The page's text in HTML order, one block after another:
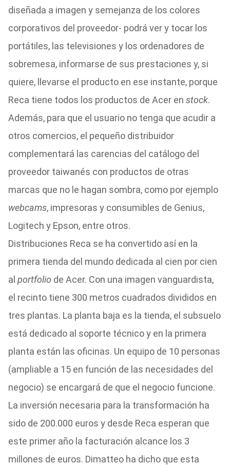
diseñada a imagen y semejanza de los colores
corporativos del proveedor- podrá ver y tocar los
portátiles, las televisiones y los ordenadores de
sobremesa, informarse de sus prestaciones y, si
quiere, llevarse el producto en ese instante, porque
Reca tiene todos los productos de Acer en stock.
Además, para que el usuario no tenga que acudir a
otros comercios, el pequeño distribuidor
complementará las carencias del catálogo del
proveedor taiwanés con productos de otras
marcas que no le hagan sombra, como por ejemplo
webcams, impresoras y consumibles de Genius,
Logitech y Epson, entre otros.
Distribuciones Reca se ha convertido así en la
primera tienda del mundo dedicada al cien por cien
al portfolio de Acer. Con una imagen vanguardista,
el recinto tiene 300 metros cuadrados divididos en
tres plantas. La planta baja es la tienda, el subsuelo
está dedicado al soporte técnico y en la primera
planta están las oficinas. Un equipo de 10 personas
(ampliable a 15 en función de las necesidades del
negocio) se encargará de que el negocio funcione.
La inversión necesaria para la transformación ha
sido de 200.000 euros y desde Reca esperan que
este primer año la facturación alcance los 3
millones de euros. Dimatteo ha dicho que esta